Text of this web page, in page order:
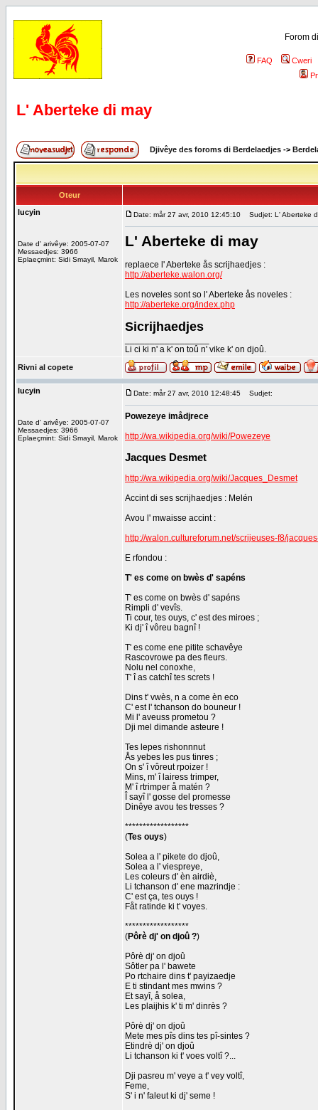
Forom
FAQ
Cweri
L' Aberteke di may
Djivêye des foroms di Berdelaedjes ->
Oteur
lucyin
Date d' arivêye: 2005-07-07
Messaedjes: 3966
Eplaeçmint: Sidi Smayil, Marok
Date: mår 27 avr, 2010 12:45:10 Sudjet: L' Aberteke
L' Aberteke di may
replaece l' Aberteke ås scrijhaedjes :
http://aberteke.walon.org/
Les noveles sont so l' Aberteke ås noveles :
http://aberteke.org/index.php
Sicrijhaedjes
Li ci ki n' a k' on toû n' vike k' on djoû.
Rivni al copete
lucyin
Date d' arivêye: 2005-07-07
Messaedjes: 3966
Eplaeçmint: Sidi Smayil, Marok
Date: mår 27 avr, 2010 12:48:45 Sudjet:
Powezeye imådjrece
http://wa.wikipedia.org/wiki/Powezeye
Jacques Desmet
http://wa.wikipedia.org/wiki/Jacques_Desmet
Accint di ses scrijhaedjes : Melén
Avou l' mwaisse accint :
http://walon.cultureforum.net/scrijeuses-f8/
E rfondou :
T' es come on bwès d' sapéns
T' es come on bwès d' sapéns
Rimpli d' vevîs.
Ti cour, tes ouys, c' est des miroes ;
Ki dj' î vôreu bagnî !
T' es come ene pitite schavêye
Rascovrowe pa des fleurs.
Nolu nel conoxhe,
T' î as catchî tes screts !
Dins t' vwès, n a come èn eco
C' est l' tchanson do bouneur !
Mi l' aveuss prometou ?
Dji mel dimande asteure !
Tes lepes rishonnnut
Ås yebes les pus tinres ;
On s' î vôreut rpoizer !
Mins, m' î lairess trimper,
M' î rtrimper å matén ?
Î sayî l' gosse del promesse
Dinêye avou tes tresses ?
******************
(Tes ouys)
Solea a l' pikete do djoû,
Solea a l' viespreye,
Les coleurs d' èn airdiè,
Li tchanson d' ene mazrindje :
C' est ça, tes ouys !
Fåt ratinde ki t' voyes.
******************
(Pôrè dj' on djoû ?)
Pôrè dj' on djoû
Sôtler pa l' bawete
Po rtchaire dins t' payizaedje
E ti stindant mes mwins ?
Et sayî, å solea,
Les plaijhis k' ti m' dinrès ?
Pôrè dj' on djoû
Mete mes pîs dins tes pî-sintes ?
Etindrè dj' on djoû
Li tchanson ki t' voes voltî ?...
Dji pasreu m' veye a t' vey voltî,
Feme,
S' i n' faleut ki dj' seme !